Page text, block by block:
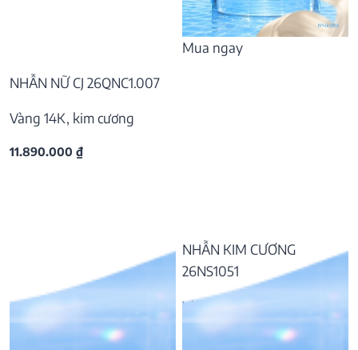
NHẪN NỮ CJ 26QNC1.007
Vàng 14K, kim cương
11.890.000 ₫
Mua ngay
NHẪN KIM CƯƠNG
26NS1051
Vàng 14K, kim cương